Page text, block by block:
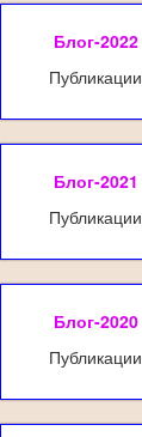
Блог-2022
Публикации
Блог-2021
Публикации
Блог-2020
Публикации